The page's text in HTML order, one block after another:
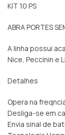
KIT 10 PS
ABRA PORTES
A linha possui
Nice, Peccinin e
Detalhes
Opera na
Desliga-se em
Envia sinal de